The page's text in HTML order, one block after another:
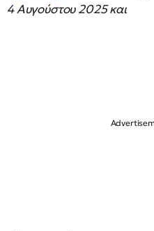
4 Αυγούστου 2025 και